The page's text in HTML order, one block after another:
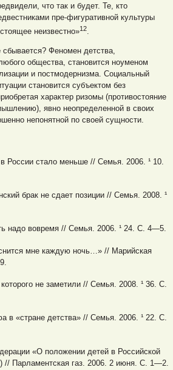
что так и будет. Те, кто
пре-фигуративной культуры
неизвестно»12.
сбывается? Феномен детства,
общества, становится ноуменом
и постмодернизма. Социальный
становится субъектом без
характер ризомы (противостояние
явно неопределенной в своих
непонятной по своей сущности.
России стало меньше // Семья. 2006. ¹ 10.
брак не сдает позиции // Семья. 2008. ¹
надо вовремя // Семья. 2006. ¹ 24. С. 4—5.
мне каждую ночь…» // Марийская
не заметили // Семья. 2008. ¹ 36. С.
«стране детства» // Семья. 2006. ¹ 22. С.
«О положении детей в Российской
// Парламентская газ. 2006. 2 июня. С. 1—2.